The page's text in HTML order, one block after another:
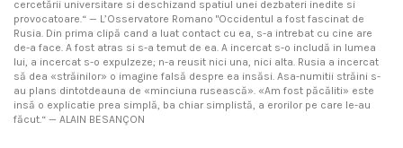
cercetării universitare si deschizand spatiul unei dezbateri inedite si
provocatoare.“ — L’Osservatore Romano "Occidentul a fost fascinat de
Rusia. Din prima clipă cand a luat contact cu ea, s-a intrebat cu cine are
de-a face. A fost atras si s-a temut de ea. A incercat s-o includă in lumea
lui, a incercat s-o expulzeze; n-a reusit nici una, nici alta. Rusia a incercat
să dea «străinilor» o imagine falsă despre ea insăsi. Asa-numitii străini s-
au plans dintotdeauna de «minciuna rusească». «Am fost păcăliti» este
insă o explicatie prea simplă, ba chiar simplistă, a erorilor pe care le-au
făcut.“ — ALAIN BESANÇON